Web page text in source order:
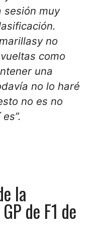
sesión muy
y no
como
una
no lo haré
no es no
la
de F1 de